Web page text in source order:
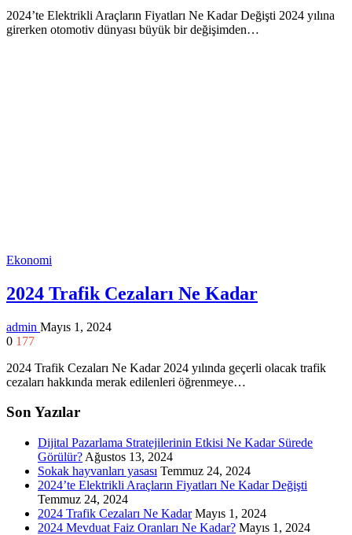
2024’te Elektrikli Araçların Fiyatları Ne Kadar Değişti 2024 yılına
girerken otomotiv dünyası büyük bir değişimden…
Ekonomi
2024 Trafik Cezaları Ne Kadar
admin Mayıs 1, 2024
0 177
2024 Trafik Cezaları Ne Kadar 2024 yılında geçerli olacak trafik
cezaları hakkında merak edilenleri öğrenmeye…
Son Yazılar
Dijital Pazarlama Stratejilerinin Etkisi Ne Kadar Sürede
Görülür? Ağustos 13, 2024
Sokak hayvanları yasası Temmuz 24, 2024
2024’te Elektrikli Araçların Fiyatları Ne Kadar Değişti
Temmuz 24, 2024
2024 Trafik Cezaları Ne Kadar Mayıs 1, 2024
2024 Mevduat Faiz Oranları Ne Kadar? Mayıs 1, 2024